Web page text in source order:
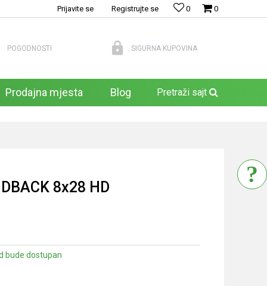
0
0
Prijavite se Registrujte se
POGODNOSTI SIGURNA KUPOVINA
Prodajna mjesta Blog Pretraži sajt
8x28 HD
bude dostupan